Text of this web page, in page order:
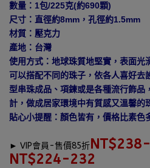
數量：1包/225克(約690顆)
尺寸：直徑約8mm，孔徑約1.5mm
材質：壓克力
產地：台灣
使用方式：地球珠質地堅實，表面光
可以搭配不同的珠子，依各人喜好去
型串珠成品、項鍊或是各種流行飾品
計，做成居家環境中有質感又溫馨的
貼心小提醒：顏色皆有，價格比素色
► VIP會員-售價85折
NT$224-232